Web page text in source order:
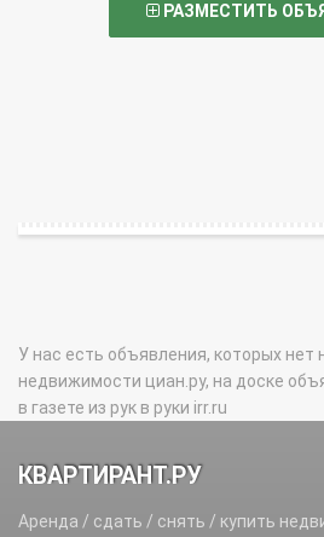
РАЗМЕСТИТЬ
У нас есть объявления, которых нет
недвижимости циан.ру, на доске
в газете из рук в руки irr.ru
КВАРТИРАНТ.РУ
Аренда / сдать / снять / купить